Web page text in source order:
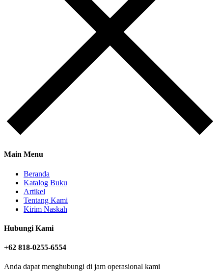
Main Menu
Beranda
Katalog Buku
Artikel
Tentang Kami
Kirim Naskah
Hubungi Kami
+62 818-0255-6554
Anda dapat menghubungi di jam operasional kami